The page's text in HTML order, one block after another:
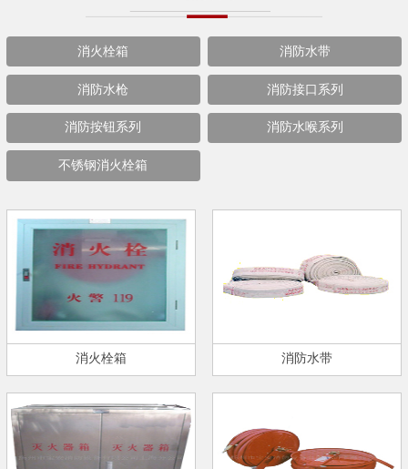
消火栓箱 消防水带
消防水枪 消防接口系列
消防按钮系列 消防水喉系列
不锈钢消火栓箱
消火栓箱 消防水带